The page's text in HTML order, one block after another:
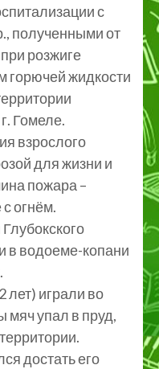
с
полученными от
розжиге
горючей жидкости
Гомеле.
взрослого
для жизни и
пожара –
огнём.
в водоеме-копани
лет) играли во
мяч упал в пруд,
достать его